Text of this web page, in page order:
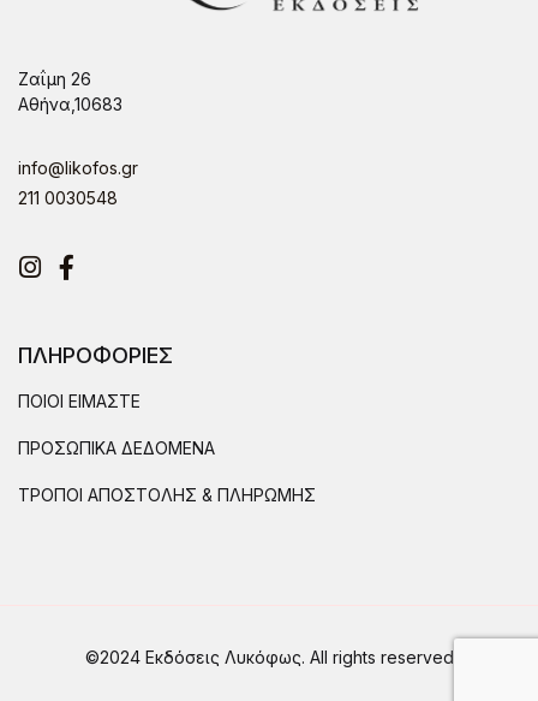
Ζαΐμη 26
Αθήνα,10683
info@likofos.gr
211 0030548
Instagram
Facebook
ΠΛΗΡΟΦΟΡΙΕΣ
ΠΟΙΟΙ ΕΙΜΑΣΤΕ
ΠΡΟΣΩΠΙΚΑ ΔΕΔΟΜΕΝΑ
ΤΡΟΠΟΙ ΑΠΟΣΤΟΛΗΣ & ΠΛΗΡΩΜΗΣ
©2024 Εκδόσεις Λυκόφως. All rights reserved